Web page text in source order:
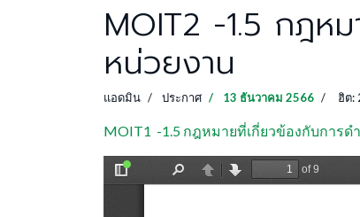
MOIT2 -1.5 กฎห
หน่วยงาน
แอดมิน ประกาศ 13 ธันวาคม 2566 ฮิต:
MOIT1 -1.5 กฎหมายที่เกี่ยวข้องกับการ